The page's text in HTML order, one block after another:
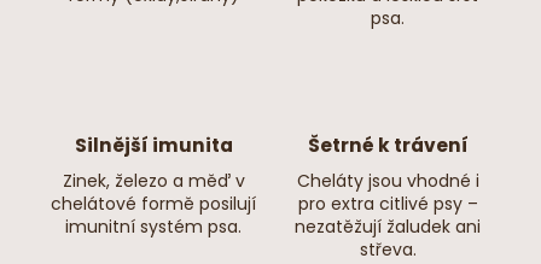
Hmotnost balení
psa.
Silnější imunita
Zinek, železo a měď v
chelátové formě posilují
imunitní systém psa.
Šetrné k trávení
Cheláty jsou vhodné i
pro extra citlivé psy –
nezatěžují žaludek ani
střeva.